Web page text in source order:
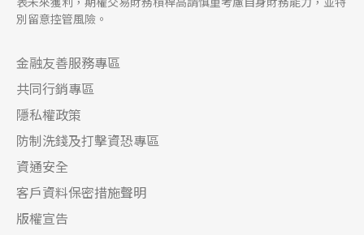
別留意控管風險。
金融友善服務專區
共同行銷專區
隱私權政策
防制洗錢及打擊資恐專區
資通安全
客戶資料保密措施聲明
版權宣告